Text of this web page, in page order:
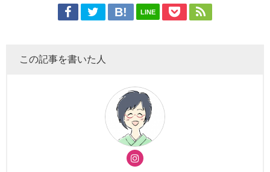
LINE
この記事を書いた人